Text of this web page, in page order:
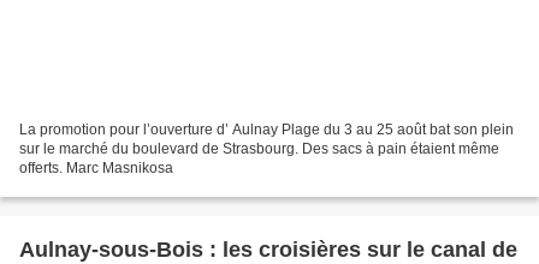
La promotion pour l’ouverture d’ Aulnay Plage du 3 au 25 août bat son plein
sur le marché du boulevard de Strasbourg. Des sacs à pain étaient même
offerts. Marc Masnikosa
Aulnay-sous-Bois : les croisières sur le canal de